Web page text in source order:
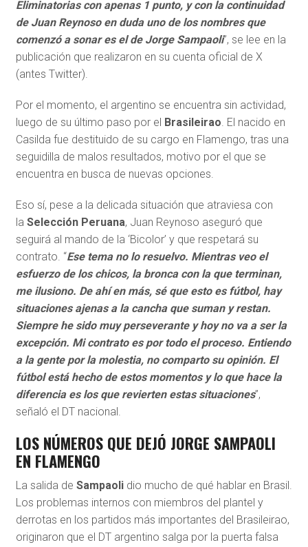
Eliminatorias con apenas 1 punto, y con la continuidad
de Juan Reynoso en duda uno de los nombres que
comenzó a sonar es el de Jorge Sampaoli”, se lee en la
publicación que realizaron en su cuenta oficial de X
(antes Twitter).
Por el momento, el argentino se encuentra sin actividad,
luego de su último paso por el Brasileirao. El nacido en
Casilda fue destituido de su cargo en Flamengo, tras una
seguidilla de malos resultados, motivo por el que se
encuentra en busca de nuevas opciones.
Eso sí, pese a la delicada situación que atraviesa con
la Selección Peruana, Juan Reynoso aseguró que
seguirá al mando de la ‘Bicolor’ y que respetará su
contrato. “Ese tema no lo resuelvo. Mientras veo el
esfuerzo de los chicos, la bronca con la que terminan,
me ilusiono. De ahí en más, sé que esto es fútbol, hay
situaciones ajenas a la cancha que suman y restan.
Siempre he sido muy perseverante y hoy no va a ser la
excepción. Mi contrato es por todo el proceso. Entiendo
a la gente por la molestia, no comparto su opinión. El
fútbol está hecho de estos momentos y lo que hace la
diferencia es los que revierten estas situaciones”,
señaló el DT nacional.
LOS NÚMEROS QUE DEJÓ JORGE SAMPAOLI
EN FLAMENGO
La salida de Sampaolidio mucho de qué hablar en Brasil.
Los problemas internos con miembros del plantel y
derrotas en los partidos más importantes del Brasileirao,
originaron que el DT argentino salga por la puerta falsa